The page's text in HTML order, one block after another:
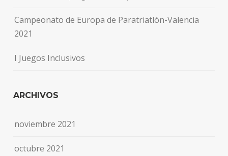
Campeonato de Europa de Paratriatlón-Valencia
2021
I Juegos Inclusivos
ARCHIVOS
noviembre 2021
octubre 2021